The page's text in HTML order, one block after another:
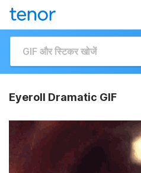
Eyeroll Dramatic GIF